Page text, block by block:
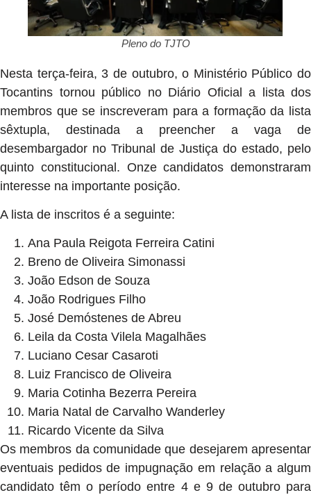
Pleno do TJTO
Nesta terça-feira, 3 de outubro, o Ministério Público do
Tocantins tornou público no Diário Oficial a lista dos
membros que se inscreveram para a formação da lista
sêxtupla, destinada a preencher a vaga de
desembargador no Tribunal de Justiça do estado, pelo
quinto constitucional. Onze candidatos demonstraram
interesse na importante posição.
A lista de inscritos é a seguinte:
Ana Paula Reigota Ferreira Catini
Breno de Oliveira Simonassi
João Edson de Souza
João Rodrigues Filho
José Demóstenes de Abreu
Leila da Costa Vilela Magalhães
Luciano Cesar Casaroti
Luiz Francisco de Oliveira
Maria Cotinha Bezerra Pereira
Maria Natal de Carvalho Wanderley
Ricardo Vicente da Silva
Os membros da comunidade que desejarem apresentar
eventuais pedidos de impugnação em relação a algum
candidato têm o período entre 4 e 9 de outubro para